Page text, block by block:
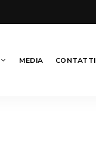
MEDIA CONTATTI